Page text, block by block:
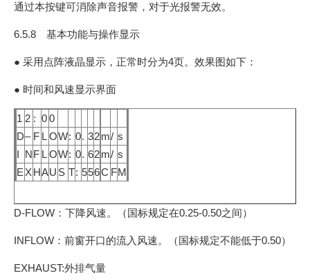
通过本按键可消除声音报警，对于光报警无效。
6.5.8 基本功能与操作显示
● 采用点阵液晶显示，正常时分为4页。效果图如下：
● 时间和风速显示界面
1 2 : 00
D– F LOW: 0. 32m/ s
I NF LOW: 0. 62m/ s
E X HAU S T: 556C FM
D-FLOW：下降风速。（国标规定在0.25-0.50之间）
INFLOW：前窗开口的流入风速。（国标规定不能低于0.50）
EXHAUST:外排气量